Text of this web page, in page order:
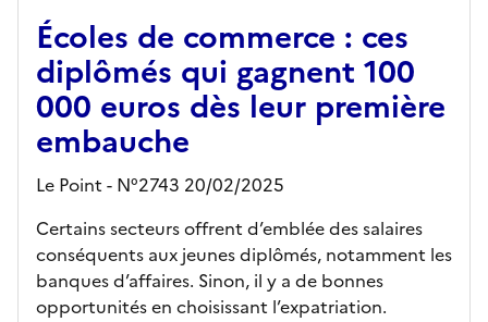
Écoles de commerce : ces
diplômés qui gagnent 100
000 euros dès leur première
embauche
Le Point - N°2743 20/02/2025
Certains secteurs offrent d’emblée des salaires
conséquents aux jeunes diplômés, notamment les
banques d’affaires. Sinon, il y a de bonnes
opportunités en choisissant l’expatriation.